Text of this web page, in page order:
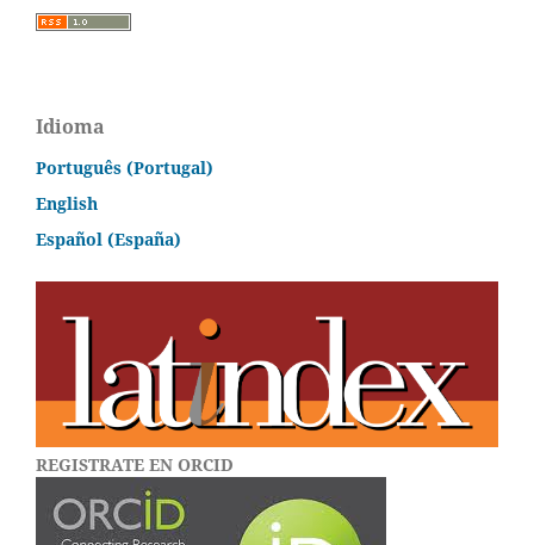
Idioma
Português (Portugal)
English
Español (España)
REGISTRATE EN ORCID